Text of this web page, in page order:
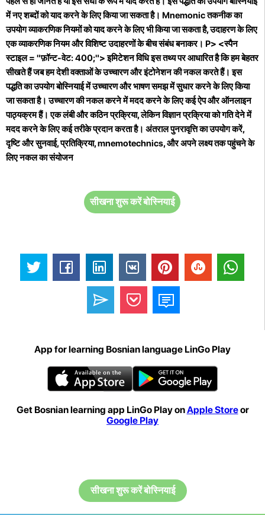
में नए शब्दों को याद करने के लिए किया जा सकता है। Mnemonic तकनीक का
उपयोग व्याकरणिक नियमों को याद करने के लिए भी किया जा सकता है, उदाहरण के लिए
एक व्याकरणिक नियम और विशिष्ट उदाहरणों के बीच संबंध बनाकर। P> <स्पैन
स्टाइल = "फ़ॉन्ट-वेट: 400;"> इमिटेशन विधि इस तथ्य पर आधारित है कि हम बेहतर
सीखते हैं जब हम देशी वक्ताओं के उच्चारण और इंटोनेशन की नकल करते हैं। इस
पद्धति का उपयोग बोस्नियाई में उच्चारण और भाषण समझ में सुधार करने के लिए किया
जा सकता है। उच्चारण की नकल करने में मदद करने के लिए कई ऐप और ऑनलाइन
पाठ्यक्रम हैं। एक लंबी और कठिन प्रक्रिया, लेकिन विज्ञान प्रक्रिया को गति देने में
मदद करने के लिए कई तरीके प्रदान करता है। अंतराल पुनरावृत्ति का उपयोग करें,
दृष्टि और सुनवाई, प्रतिक्रिया, mnemotechnics, और अपने लक्ष्य तक पहुंचने के
लिए नकल का संयोजन
सीखना शुरू करें बोस्नियाई
App for learning Bosnian language LinGo Play
Get Bosnian learning app LinGo Play onApple Storeor
Google Play
सीखना शुरू करें बोस्नियाई